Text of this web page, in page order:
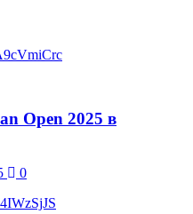
Open 2025 в
0